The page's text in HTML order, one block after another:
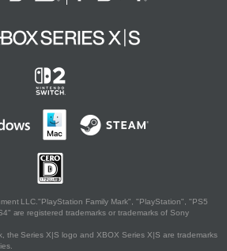
LLC."PlayStation Family Mark", "PlayStation", "PS5
are registered trademarks or trademarks of Sony
the Series X|S logo and XBOX Series X|S are trademarks